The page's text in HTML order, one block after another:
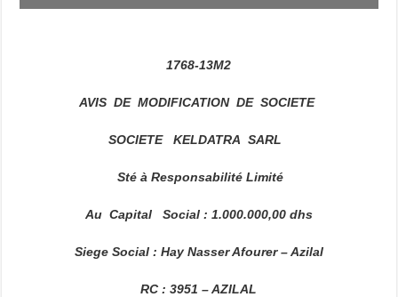
1768-13M2
AVIS DE MODIFICATION DE SOCIETE
SOCIETE KELDATRA SARL
Sté à Responsabilité Limité
Au Capital Social: 1.000.000,00 dhs
Siege Social: Hay Nasser Afourer – Azilal
RC : 3951 – AZILAL